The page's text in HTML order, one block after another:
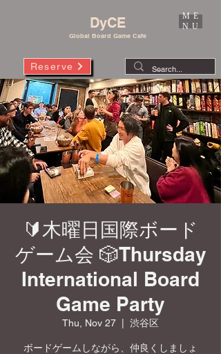
DyCE
Global Board Game Cafe
Reserve
ME
NU
🔰木曜日国際ボード
ゲーム会 🎲Thursday
International Board
Game Party
Thu, Nov 27 渋谷区
ボードゲームしながら、仲良くしましょ